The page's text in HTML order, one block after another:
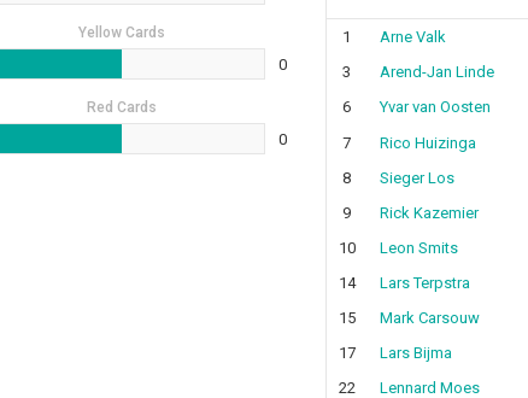
1
Arne Valk
3
Arend-Jan Linde
6
Yvar van Oosten
7
Rico Huizinga
8
Sieger Los
9
Rick Kazemier
10
Leon Smits
14
Lars Terpstra
15
Mark Carsouw
17
Lars Bijma
22
Lennard Moes
Yellow Cards
0
Red Cards
0